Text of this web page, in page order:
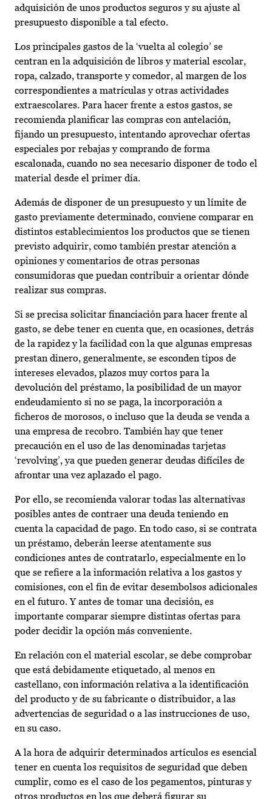
adquisición de unos productos seguros y su ajuste al
presupuesto disponible a tal efecto.
Los principales gastos de la ‘vuelta al colegio’ se
centran en la adquisición de libros y material escolar,
ropa, calzado, transporte y comedor, al margen de los
correspondientes a matrículas y otras actividades
extraescolares. Para hacer frente a estos gastos, se
recomienda planificar las compras con antelación,
fijando un presupuesto, intentando aprovechar ofertas
especiales por rebajas y comprando de forma
escalonada, cuando no sea necesario disponer de todo el
material desde el primer día.
Además de disponer de un presupuesto y un límite de
gasto previamente determinado, conviene comparar en
distintos establecimientos los productos que se tienen
previsto adquirir, como también prestar atención a
opiniones y comentarios de otras personas
consumidoras que puedan contribuir a orientar dónde
realizar sus compras.
Si se precisa solicitar financiación para hacer frente al
gasto, se debe tener en cuenta que, en ocasiones, detrás
de la rapidez y la facilidad con la que algunas empresas
prestan dinero, generalmente, se esconden tipos de
intereses elevados, plazos muy cortos para la
devolución del préstamo, la posibilidad de un mayor
endeudamiento si no se paga, la incorporación a
ficheros de morosos, o incluso que la deuda se venda a
una empresa de recobro. También hay que tener
precaución en el uso de las denominadas tarjetas
‘revolving’, ya que pueden generar deudas difíciles de
afrontar una vez aplazado el pago.
Por ello, se recomienda valorar todas las alternativas
posibles antes de contraer una deuda teniendo en
cuenta la capacidad de pago. En todo caso, si se contrata
un préstamo, deberán leerse atentamente sus
condiciones antes de contratarlo, especialmente en lo
que se refiere a la información relativa a los gastos y
comisiones, con el fin de evitar desembolsos adicionales
en el futuro. Y antes de tomar una decisión, es
importante comparar siempre distintas ofertas para
poder decidir la opción más conveniente.
En relación con el material escolar, se debe comprobar
que está debidamente etiquetado, al menos en
castellano, con información relativa a la identificación
del producto y de su fabricante o distribuidor, a las
advertencias de seguridad o a las instrucciones de uso,
en su caso.
A la hora de adquirir determinados artículos es esencial
tener en cuenta los requisitos de seguridad que deben
cumplir, como es el caso de los pegamentos, pinturas y
otros productos en los que deberá figurar su